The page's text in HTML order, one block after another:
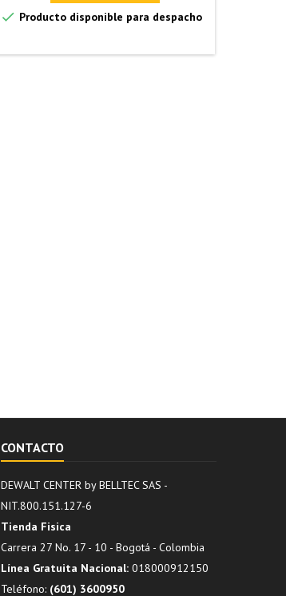
 Producto disponible para despacho
CONTACTO
DEWALT CENTER by BELLTEC SAS -
NIT.800.151.127-6
Tienda Fisica
Carrera 27 No. 17 - 10 - Bogotá - Colombia
Línea Gratuita Nacional: 018000912150
Teléfono: (601) 3600950